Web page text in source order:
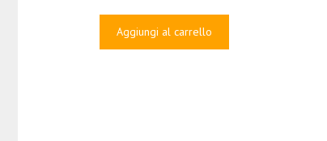
era:
€1,210.00.
è:
Aggiungi al carrello